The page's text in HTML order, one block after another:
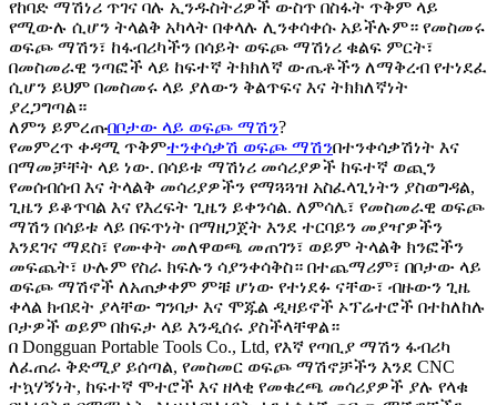
የከባድ ማሽነሪ ጥገና ባሉ ኢንዱስትሪዎች ውስጥ በስፋት ጥቅም ላይ
የሚውሉ ሲሆን ትላልቅ አካላት በቀላሉ ሊንቀሳቀሱ አይችሉም። የመስመሩ
ወፍጮ ማሽን፣ ከፋብሪካችን በሳይት ወፍጮ ማሽነሪ ቁልፍ ምርት፣
በመስመራዊ ንጣፎች ላይ ከፍተኛ ትክክለኛ ውጤቶችን ለማቅረብ የተነደፈ
ሲሆን ይህም በመስመሩ ላይ ያለውን ቅልጥፍና እና ትክክለኛነት
ያረጋግጣል።
ለምን ይምረጡበቦታው ላይ ወፍጮ ማሽን?
የመምረጥ ቀዳሚ ጥቅምተንቀሳቃሽ ወፍጮ ማሽንበተንቀሳቃሽነት እና
በማመቻቸት ላይ ነው. በሳይቱ ማሽነሪ መሳሪያዎች ከፍተኛ ወጪን
የመሰብሰብ እና ትላልቅ መሳሪያዎችን የማጓጓዝ አስፈላጊነትን ያስወግዳል,
ጊዜን ይቆጥባል እና የእረፍት ጊዜን ይቀንሳል. ለምሳሌ፣ የመስመራዊ ወፍጮ
ማሽን በሳይቱ ላይ በፍጥነት በማዘጋጀት እንደ ተርባይን መያዣዎችን
እንደገና ማደስ፣ የሙቀት መለዋወጫ መጠገን፣ ወይም ትላልቅ ክንፎችን
መፍጨት፣ ሁሉም የስራ ክፍሉን ሳያንቀሳቅስ። በተጨማሪም፣ በቦታው ላይ
ወፍጮ ማሽኖች ለአጠቃቀም ምቹ ሆነው የተነደፉ ናቸው፣ ብዙውን ጊዜ
ቀላል ክብደት ያላቸው ግንባታ እና ሞጁል ዲዛይኖች ኦፕሬተሮች በተከለከሉ
ቦታዎች ወይም በከፍታ ላይ እንዲሰሩ ያስችላቸዋል።
በ Dongguan Portable Tools Co., Ltd, የእኛ የጣቢያ ማሽን ፋብሪካ
ለፈጠራ ቅድሚያ ይሰጣል, የመስመር ወፍጮ ማሽኖቻችን እንደ CNC
ተኳሃኝነት, ከፍተኛ ሞተሮች እና ዘላቂ የመቁረጫ መሳሪያዎች ያሉ የላቁ